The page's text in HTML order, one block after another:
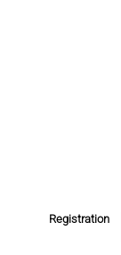
Registration